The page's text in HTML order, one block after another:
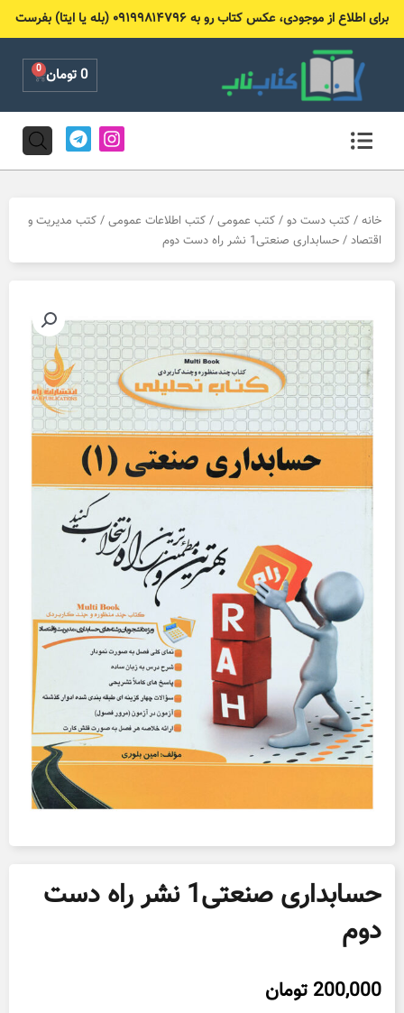
برای اطلاع از موجودی، عکس کتاب رو به ۰۹۱۹۹۸۱۴۷۹۶ (بله یا ایتا) بفرست
0تومان 0
Cart
I
n
s
g
a
T
e
l
r
m
خانه / کتب دست دو / کتب عمومی / کتب اطلاعات عمومی / کتب مدیریت و
اقتصاد / حسابداری صنعتی1 نشر راه دست دوم
حسابداری صنعتی1 نشر راه دست
دوم
200,000 تومان